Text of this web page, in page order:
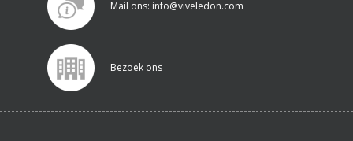
Mail ons: info@viveledon.com
Bezoek ons